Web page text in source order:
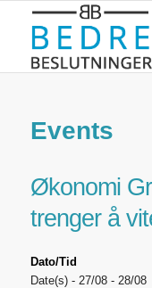
Events
Økonomi
trenger å
Dato/Tid
Date(s) - 27/08 - 28/08